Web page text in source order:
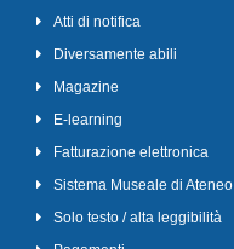
Atti di notifica
Diversamente abili
Magazine
E-learning
Fatturazione elettronica
Sistema Museale di Ateneo
Solo testo / alta leggibilità